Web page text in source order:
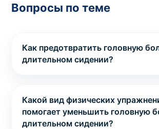
Вопросы по теме
Как предотвратить головную
длительном сидении?
Какой вид физических
помогает уменьшить головную
длительном сидении?